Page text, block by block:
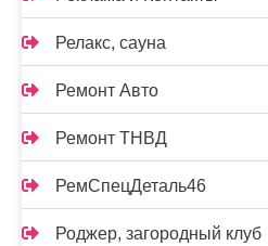
Релакс, сауна
Ремонт Авто
Ремонт ТНВД
РемСпецДеталь46
Роджер, загородный клуб